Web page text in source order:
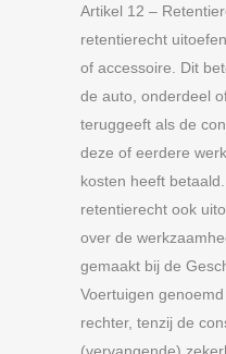
Artikel 12 –
retentierecht
of accessoire. Dit
de auto, onderdeel
teruggeeft als de
deze of eerdere
kosten heeft
retentierecht ook
over de
gemaakt bij de
Voertuigen
rechter, tenzij de